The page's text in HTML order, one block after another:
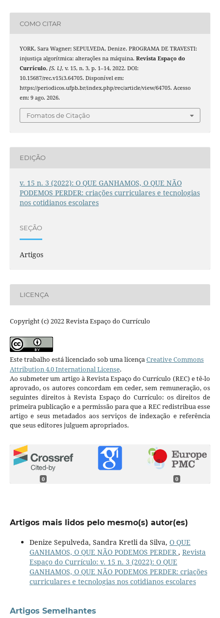
COMO CITAR
YORK, Sara Wagner; SEPULVEDA, Denize. PROGRAMA DE TRAVESTI:
injustiça algorítmica: alterações na máquina. Revista Espaço do
Currículo, [S. l.], v. 15, n. 3, p. 1–14, 2022. DOI:
10.15687/rec.v15i3.64705. Disponível em:
https://periodicos.ufpb.br/index.php/rec/article/view/64705. Acesso
em: 9 ago. 2026.
Fomatos de Citação
EDIÇÃO
v. 15 n. 3 (2022): O QUE GANHAMOS, O QUE NÃO
PODEMOS PERDER: criações curriculares e tecnologias
nos cotidianos escolares
SEÇÃO
Artigos
LICENÇA
Copyright (c) 2022 Revista Espaço do Currículo
Este trabalho está licenciado sob uma licençaCreative Commons
Attribution 4.0 International License.
Ao submeter um artigo à Revista Espaço do Currículo (REC) e tê-lo
aprovado, os autores concordam em ceder, sem remuneração, os
seguintes direitos à Revista Espaço do Currículo: os direitos de
primeira publicação e a permissão para que a REC redistribua esse
artigo e seus metadados aos serviços de indexação e referência
que seus editores julguem apropriados.
0 0
Artigos mais lidos pelo mesmo(s) autor(es)
Denize Sepulveda, Sandra Kretli da Silva, O QUE
GANHAMOS, O QUE NÃO PODEMOS PERDER , Revista
Espaço do Currículo: v. 15 n. 3 (2022): O QUE
GANHAMOS, O QUE NÃO PODEMOS PERDER: criações
curriculares e tecnologias nos cotidianos escolares
Artigos Semelhantes